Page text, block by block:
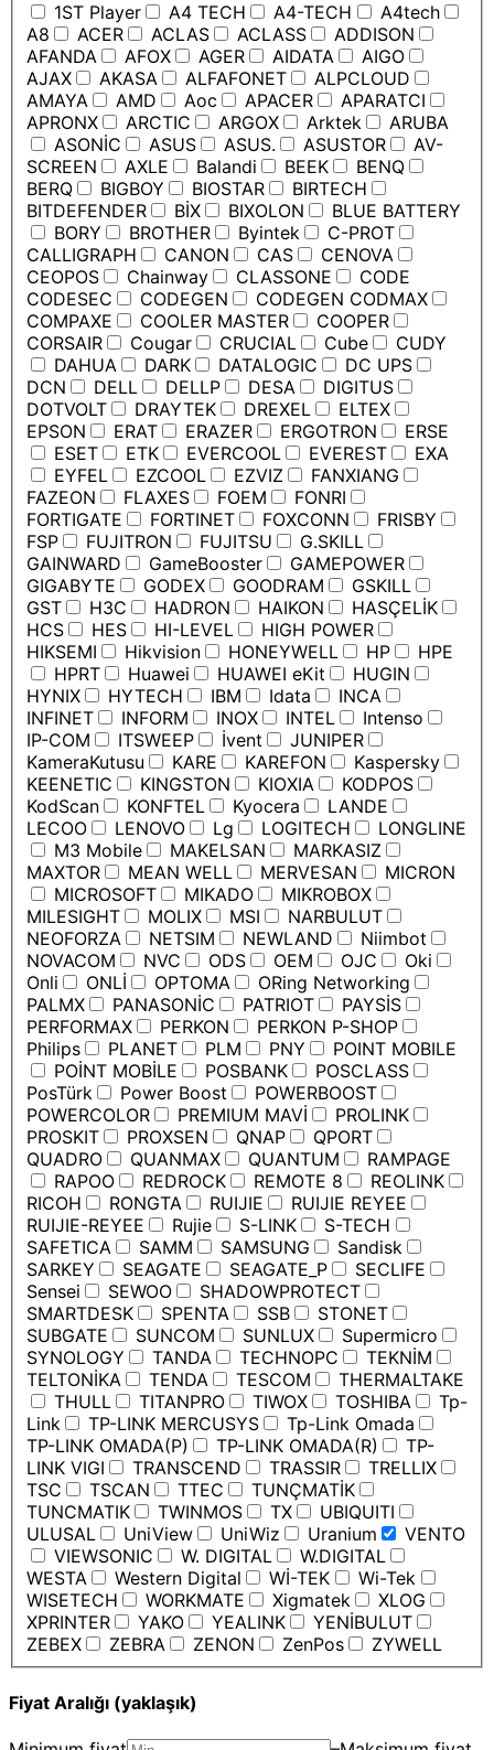
1ST Player
A4 TECH A4-TECH
A4tech
A8
ACER ACLAS ACLASS
ADDISON
AFANDA
AFOX AGER AIDATA
AIGO
AJAX
AKASA ALFAFONET
ALPCLOUD
AMAYA
AMD Aoc APACER
APARATCI
APRONX
ARCTIC ARGOX Arktek
ARUBA
ASONİC
ASUS ASUS. ASUSTOR
AV-
SCREEN
AXLE Balandi BEEK
BENQ
BERQ
BIGBOY BIOSTAR
BIRTECH
BITDEFENDER
BİX BIXOLON
BLUE BATTERY
BORY
BROTHER Byintek
C-PROT
CALLIGRAPH
CANON CAS
CENOVA
CEOPOS
Chainway CLASSONE
CODE
CODESEC
CODEGEN
CODEGEN CODMAX
COMPAXE
COOLER MASTER
COOPER
CORSAIR
Cougar CRUCIAL Cube
CUDY
DAHUA
DARK DATALOGIC
DC UPS
DCN
DELL DELLP DESA
DIGITUS
DOTVOLT
DRAYTEK DREXEL
ELTEX
EPSON
ERAT ERAZER ERGOTRON
ERSE
ESET
ETK EVERCOOL EVEREST
EXA
EYFEL
EZCOOL EZVIZ
FANXIANG
FAZEON
FLAXES FOEM
FONRI
FORTIGATE
FORTINET FOXCONN
FRISBY
FSP
FUJITRON FUJITSU
G.SKILL
GAINWARD
GameBooster
GAMEPOWER
GIGABYTE
GODEX GOODRAM
GSKILL
GST
H3C HADRON HAIKON
HASÇELİK
HCS
HES HI-LEVEL
HIGH POWER
HIKSEMI
Hikvision HONEYWELL HP
HPE
HPRT
Huawei HUAWEI eKit
HUGIN
HYNIX
HYTECH IBM Idata
INCA
INFINET
INFORM INOX INTEL
Intenso
IP-COM
ITSWEEP İvent
JUNIPER
KameraKutusu
KARE KAREFON
Kaspersky
KEENETIC
KINGSTON KIOXIA
KODPOS
KodScan
KONFTEL Kyocera
LANDE
LECOO
LENOVO Lg LOGITECH
LONGLINE
M3 Mobile
MAKELSAN
MARKASIZ
MAXTOR
MEAN WELL MERVESAN
MICRON
MICROSOFT
MIKADO
MIKROBOX
MILESIGHT
MOLIX MSI
NARBULUT
NEOFORZA
NETSIM NEWLAND
Niimbot
NOVACOM
NVC ODS OEM OJC
Oki
Onli
ONLİ OPTOMA
ORing Networking
PALMX
PANASONİC PATRIOT
PAYSİS
PERFORMAX
PERKON
PERKON P-SHOP
Philips
PLANET PLM PNY
POINT MOBILE
POİNT MOBİLE
POSBANK
POSCLASS
PosTürk
Power Boost
POWERBOOST
POWERCOLOR
PREMIUM MAVİ
PROLINK
PROSKIT
PROXSEN QNAP
QPORT
QUADRO
QUANMAX QUANTUM
RAMPAGE
RAPOO
REDROCK REMOTE 8
REOLINK
RICOH
RONGTA RUIJIE
RUIJIE REYEE
RUIJIE-REYEE
Rujie S-LINK
S-TECH
SAFETICA
SAMM SAMSUNG
Sandisk
SARKEY
SEAGATE SEAGATE_P
SECLIFE
Sensei
SEWOO
SHADOWPROTECT
SMARTDESK
SPENTA SSB
STONET
SUBGATE
SUNCOM SUNLUX
Supermicro
SYNOLOGY
TANDA TECHNOPC
TEKNİM
TELTONİKA
TENDA TESCOM
THERMALTAKE
THULL
TITANPRO TIWOX TOSHIBA
Tp-
Link
TP-LINK MERCUSYS
Tp-Link Omada
TP-LINK OMADA(P)
TP-LINK OMADA(R)
TP-
LINK VIGI
TRANSCEND TRASSIR
TRELLIX
TSC
TSCAN TTEC
TUNÇMATİK
TUNCMATIK
TWINMOS TX
UBIQUITI
ULUSAL
UniView UniWiz Uranium
VENTO
VIEWSONIC
W. DIGITAL
W.DIGITAL
WESTA
Western Digital Wİ-TEK
Wi-Tek
WISETECH
WORKMATE Xigmatek
XLOG
XPRINTER
YAKO YEALINK
YENİBULUT
ZEBEX
ZEBRA ZENON ZenPos ZYWELL
Fiyat Aralığı (yaklaşık)